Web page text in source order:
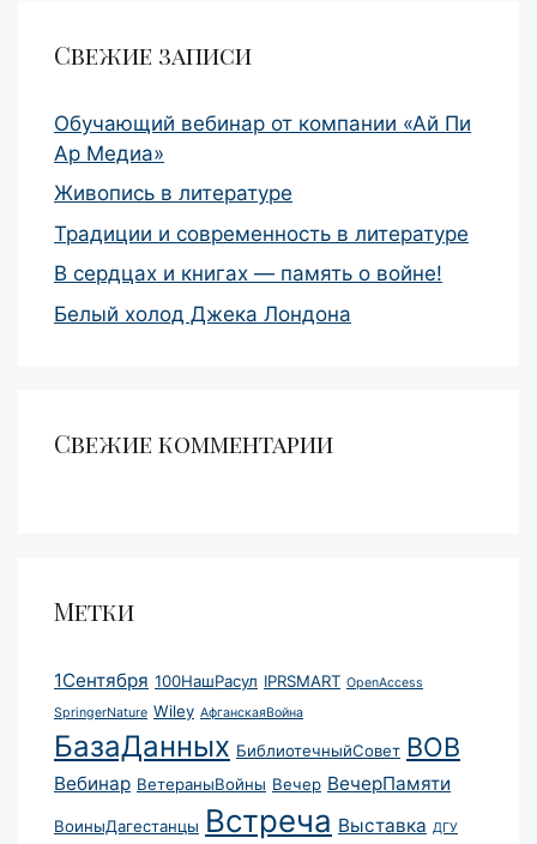
Свежие записи
Обучающий вебинар от компании «Ай Пи
Ар Медиа»
Живопись в литературе
Традиции и современность в литературе
В сердцах и книгах — память о войне!
Белый холод Джека Лондона
Свежие комментарии
Метки
1Сентября 100НашРасул IPRSMART OpenAccess
SpringerNature Wiley АфганскаяВойна
БазаДанных БиблиотечныйСовет ВОВ
Вебинар ВетераныВойны Вечер ВечерПамяти
ВоиныДагестанцы Встреча Выставка ДГУ